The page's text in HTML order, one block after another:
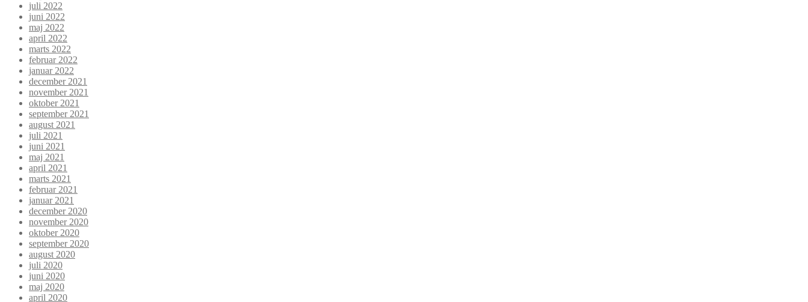
juli 2022
juni 2022
maj 2022
april 2022
marts 2022
februar 2022
januar 2022
december 2021
november 2021
oktober 2021
september 2021
august 2021
juli 2021
juni 2021
maj 2021
april 2021
marts 2021
februar 2021
januar 2021
december 2020
november 2020
oktober 2020
september 2020
august 2020
juli 2020
juni 2020
maj 2020
april 2020